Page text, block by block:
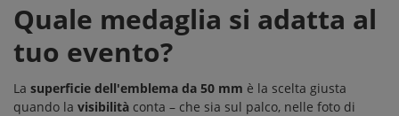
Quale medaglia si adatta al
tuo evento?
La superficie dell'emblema da 50 mm è la scelta giusta
quando la visibilità conta – che sia sul palco, nelle foto di